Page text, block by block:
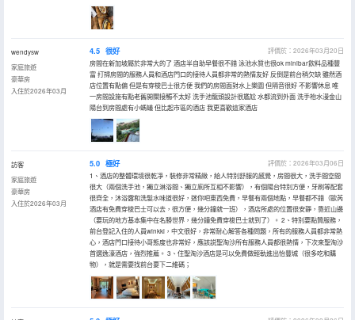
wendysw
家庭旅遊
豪華房
入住於2026年03月
4.5 很好
評價於：2026年03月20日
房間在新加坡屬於非常大的了 酒店半自助早餐很不錯 泳池水質也很ok minibar飲料品種豐
富 打掃房間的服務人員和酒店門口的接待人員都非常的熱情友好 反倒是前台稍欠缺 雖然酒
店位置有點偏 但是有穿梭巴士很方便 我們的房間面對水上樂園 但隔音很好 不影響休息 唯
一房間設施有點老舊開關接觸不太好 洗手池龍頭設計很尷尬 水都流到外面 洗手枱水漫金山
陽台到房間處有小螞蟻 但比起市區的酒店 我更喜歡這家酒店
訪客
家庭旅遊
豪華房
入住於2026年03月
5.0 極好
評價於：2026年03月06日
1、酒店的整體環境很乾凈，裝修非常精緻，給人特別舒服的感覺，房間很大，洗手間空間
很大（兩個洗手池，獨立淋浴間、獨立廁所互相不影響），有個陽台特別方便，牙刷等配套
很齊全，沐浴露和洗髮水味道很好，迷你吧東西免費，早餐有兩個地點，早餐都不錯（歐芮
酒店有免費穿梭巴士可以去，很方便，幾分鐘就一班），酒店所處的位置很安靜，靠近山邊
（要玩的地方基本集中在名勝世界，幾分鐘免費穿梭巴士就到了）。 2、特別要點贊服務，
前台登記入住的人員winkki，中文很好，非常耐心解答各種問題，所有的服務人員都非常熱
心，酒店門口接待小哥態度也非常好，應該説聖淘沙所有服務人員都很熱情，下次來聖淘沙
首選逸濠酒店，強烈推薦。 3、住聖淘沙酒店是可以免費做輕軌進出怡豐城（很多吃和購
物），就是需要找前台要下二維碼；